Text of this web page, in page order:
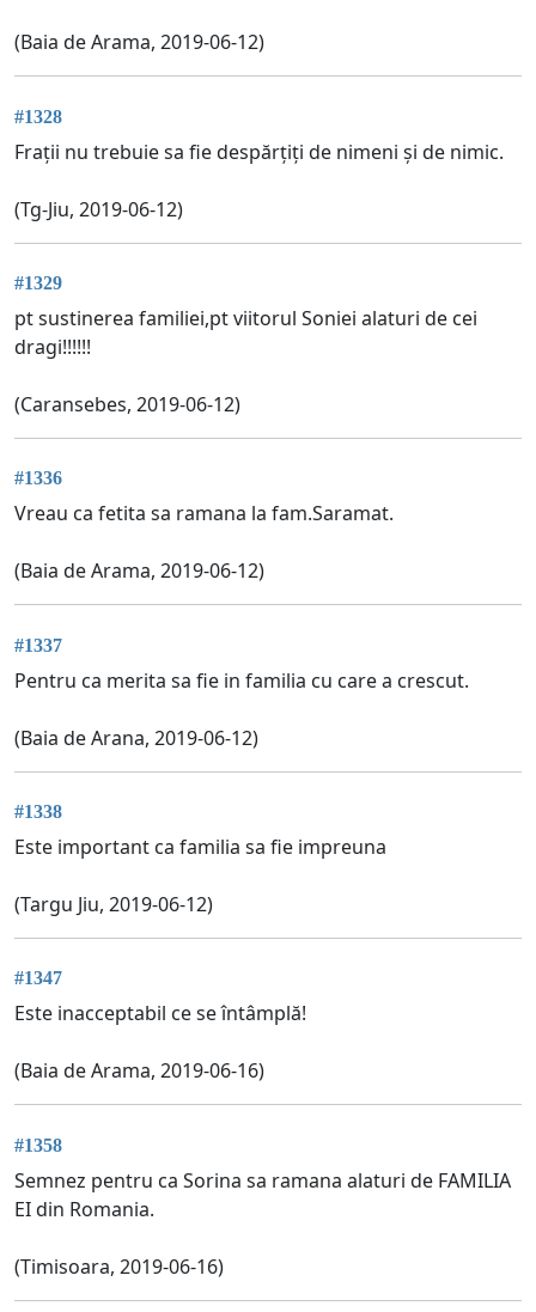
(Baia de Arama, 2019-06-12)
#1328
Frații nu trebuie sa fie despărțiți de nimeni și de nimic.
(Tg-Jiu, 2019-06-12)
#1329
pt sustinerea familiei,pt viitorul Soniei alaturi de cei
dragi!!!!!!
(Caransebes, 2019-06-12)
#1336
Vreau ca fetita sa ramana la fam.Saramat.
(Baia de Arama, 2019-06-12)
#1337
Pentru ca merita sa fie in familia cu care a crescut.
(Baia de Arana, 2019-06-12)
#1338
Este important ca familia sa fie impreuna
(Targu Jiu, 2019-06-12)
#1347
Este inacceptabil ce se întâmplă!
(Baia de Arama, 2019-06-16)
#1358
Semnez pentru ca Sorina sa ramana alaturi de FAMILIA
EI din Romania.
(Timisoara, 2019-06-16)